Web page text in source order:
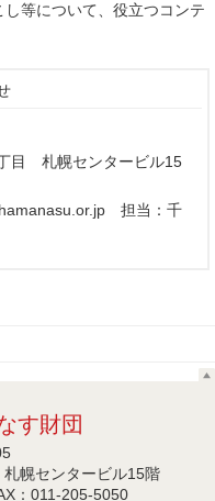
等について、役立つコンテ
目 札幌センタービル15
担当：千
す財団
幌センタービル15階
011-205-5050